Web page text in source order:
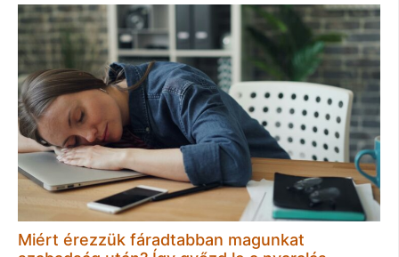
Miért érezzük fáradtabban magunkat